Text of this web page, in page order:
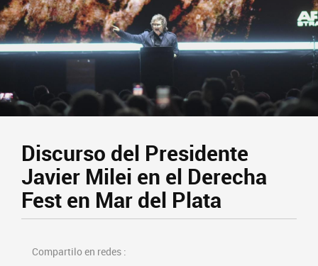
Discurso del Presidente
Javier Milei en el Derecha
Fest en Mar del Plata
Compartilo en redes :